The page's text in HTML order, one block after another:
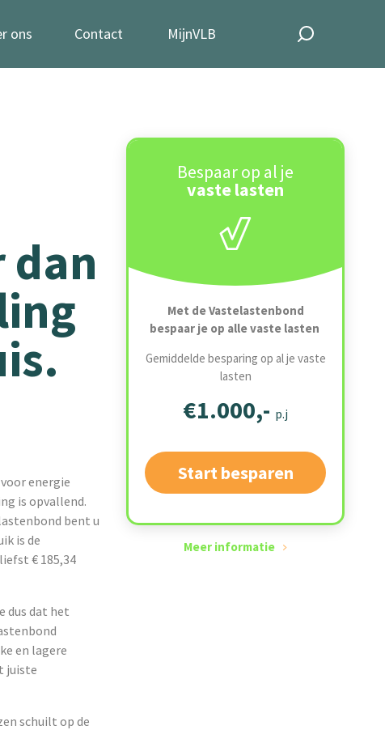
ons Contact MijnVLB
Bespaar op al je
vaste lasten
Met de Vastelastenbond
bespaar je op alle vaste lasten
Gemiddelde besparing op al je vaste
lasten
€1.000,- p.j
Start besparen
Meer informatie
dan
energie
is opvallend.
bent u
is de
€ 185,34
dus dat het
en lagere
juiste
schuilt op de